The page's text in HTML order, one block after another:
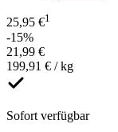
25,95 €1
-15%
21,99 €
199,91 € / kg
Sofort verfügbar